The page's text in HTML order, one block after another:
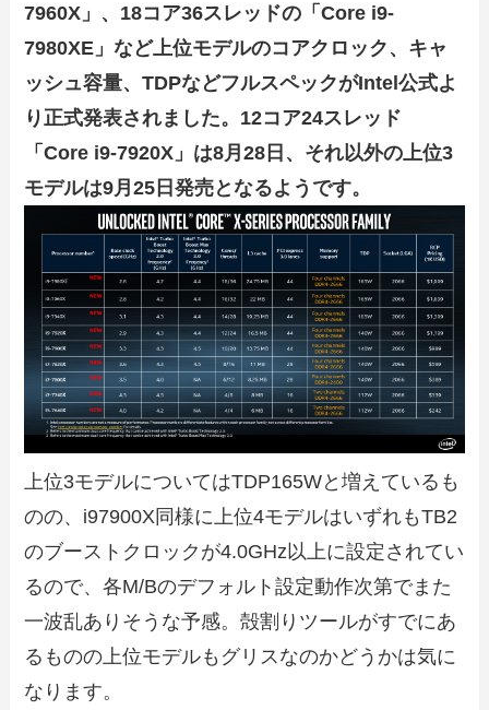
7960X」、18コア36スレッドの「Core i9-
7980XE」など上位モデルのコアクロック、キャ
ッシュ容量、TDPなどフルスペックがIntel公式よ
り正式発表されました。 12コア24スレッド
「Core i9-7920X」は8月28日、それ以外の上位3
モデルは9月25日発売となるようです。
上位3モデルについてはTDP165Wと増えているも
のの、i97900X同様に上位4モデルはいずれもTB2
のブーストクロックが4.0GHz以上に設定されてい
るので、各M/Bのデフォルト設定動作次第でまた
一波乱ありそうな予感。殻割りツールがすでにあ
るものの上位モデルもグリスなのかどうかは気に
なります。